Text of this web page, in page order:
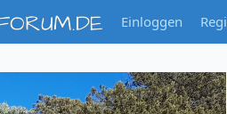
Einloggen